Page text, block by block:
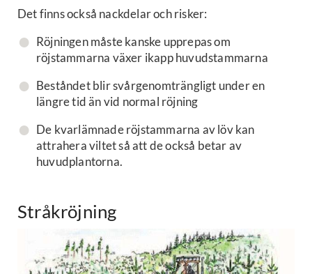
Det finns också nackdelar och risker:
Röjningen måste kanske upprepas om
röjstammarna växer ikapp huvudstammarna
Beståndet blir svårgenomträngligt under en
längre tid än vid normal röjning
De kvarlämnade röjstammarna av löv kan
attrahera viltet så att de också betar av
huvudplantorna.
Stråkröjning